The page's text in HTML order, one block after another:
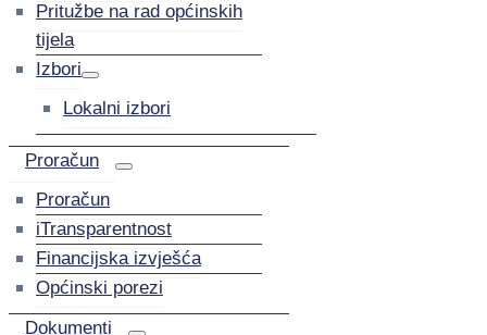
Pritužbe na rad općinskih
tijela
Izbori
Lokalni izbori
Proračun
Proračun
iTransparentnost
Financijska izvješća
Općinski porezi
Dokumenti